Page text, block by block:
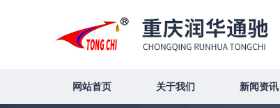
网站首页 关于我们 新闻资讯